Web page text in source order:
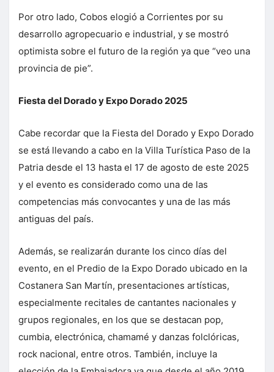
Por otro lado, Cobos elogió a Corrientes por su
desarrollo agropecuario e industrial, y se mostró
optimista sobre el futuro de la región ya que “veo una
provincia de pie”.
Fiesta del Dorado y Expo Dorado 2025
Cabe recordar que la Fiesta del Dorado y Expo Dorado
se está llevando a cabo en la Villa Turística Paso de la
Patria desde el 13 hasta el 17 de agosto de este 2025
y el evento es considerado como una de las
competencias más convocantes y una de las más
antiguas del país.
Además, se realizarán durante los cinco días del
evento, en el Predio de la Expo Dorado ubicado en la
Costanera San Martín, presentaciones artísticas,
especialmente recitales de cantantes nacionales y
grupos regionales, en los que se destacan pop,
cumbia, electrónica, chamamé y danzas folclóricas,
rock nacional, entre otros. También, incluye la